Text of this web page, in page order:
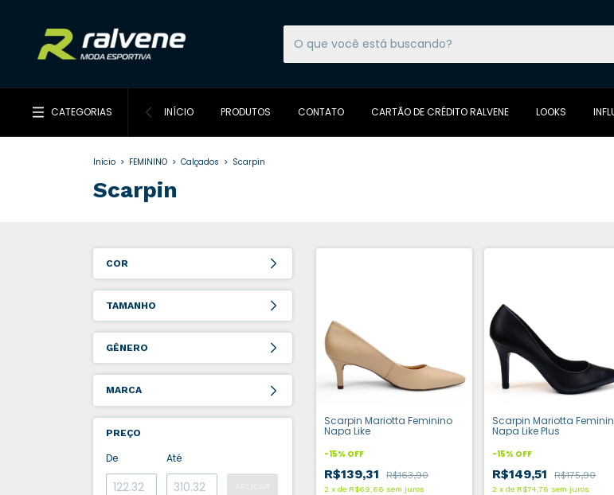
CATEGORIAS INÍCIO PRODUTOS CONTATO CARTÃO DE CRÉDITO RALVENE LOOKS
Início > FEMININO > Calçados > Scarpin
Scarpin
COR
TAMANHO
GÊNERO
MARCA
PREÇO
De Até
Scarpin Mariotta Feminino
Napa Like
-15% OFF
R$139,31 R$163,90
2 x de R$69,66 sem juros
Scarpin Mariotta
Napa Like Plus
-15% OFF
R$149,51 R$175,90
2 xde R$74,76 sem juros